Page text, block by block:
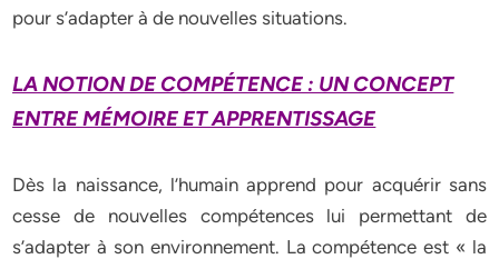
pour s’adapter à de nouvelles situations.
LA NOTION DE COMPÉTENCE : UN CONCEPT
ENTRE MÉMOIRE ET APPRENTISSAGE
Dès la naissance, l’humain apprend pour acquérir sans
cesse de nouvelles compétences lui permettant de
s’adapter à son environnement. La compétence est « la